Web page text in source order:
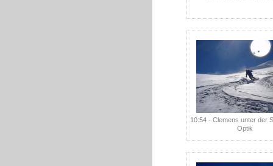
10:54 - Clemens unter der
Optik